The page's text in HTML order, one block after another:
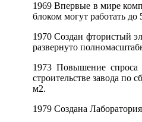
1969 Впервые в мире
блоком могут работать
1970 Создан фтористый
развернуто
1973 Повышение
строительстве завода по
м2.
1979 Создана